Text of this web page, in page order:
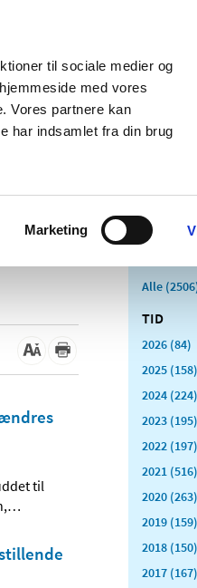
til sociale medier og
med vores
Vores partnere kan
har indsamlet fra din brug
Marketing
Kontakt Udgivelser
af
Medicinsk
til
…
Alle
TID
2026 (84)
2025 (158)
2024 (224)
2023 (195)
2022 (197)
2021 (516)
2020 (263)
2019 (159)
2018 (150)
2017 (167)